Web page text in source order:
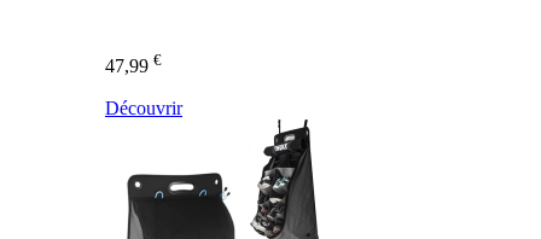
47,99 €
Découvrir